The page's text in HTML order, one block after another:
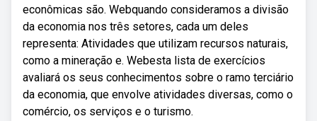
econômicas são. Webquando consideramos a divisão
da economia nos três setores, cada um deles
representa: Atividades que utilizam recursos naturais,
como a mineração e. Webesta lista de exercícios
avaliará os seus conhecimentos sobre o ramo terciário
da economia, que envolve atividades diversas, como o
comércio, os serviços e o turismo.